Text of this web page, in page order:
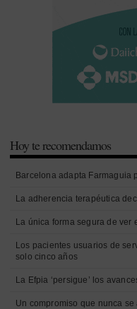
Hoy te recomendamos
Barcelona adapta Farmaguia
La adherencia terapéutica
La única forma segura de ver
Los pacientes usuarios de
solo cinco años
La Efpia ‘persigue’ los
Un compromiso que nunca se